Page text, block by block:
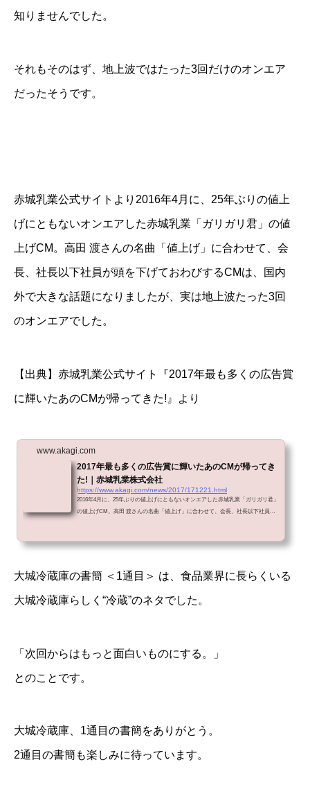
知りませんでした。
それもそのはず、地上波ではたった3回だけのオンエア
だったそうです。
赤城乳業公式サイトより 2016年4月に、25年ぶりの値上
げにともないオンエアした赤城乳業「ガリガリ君」の値
上げCM。高田 渡さんの名曲「値上げ」に合わせて、会
長、社長以下社員が頭を下げておわびするCMは、国内
外で大きな話題になりましたが、実は地上波たった3回
のオンエアでした。
【出典】赤城乳業公式サイト『2017年最も多くの広告賞
に輝いたあのCMが帰ってきた! 』より
www.akagi.com
2017年最も多くの広告賞に輝いたあのCMが帰ってき
た!｜赤城乳業株式会社
https://www.akagi.com/news/2017/171221.html
2016年4月に、25年ぶりの値上げにともないオンエアした赤城乳業「ガリガリ君」
の値上げCM。高田 渡さんの名曲「値上げ」に合わせて、会長、社長以下社員が
大城冷蔵庫の書簡 ＜1通目＞ は、食品業界に長らくいる
大城冷蔵庫らしく“冷蔵”のネタでした。
「次回からはもっと面白いものにする。」
とのことです。
大城冷蔵庫、1通目の書簡をありがとう。
2通目の書簡も楽しみに待っています。